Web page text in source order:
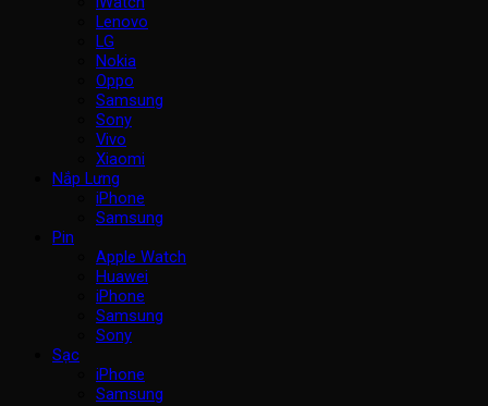
Lenovo
LG
Nokia
Oppo
Samsung
Sony
Vivo
Xiaomi
Nắp Lưng
iPhone
Samsung
Pin
Apple Watch
Huawei
iPhone
Samsung
Sony
Sạc
iPhone
Samsung